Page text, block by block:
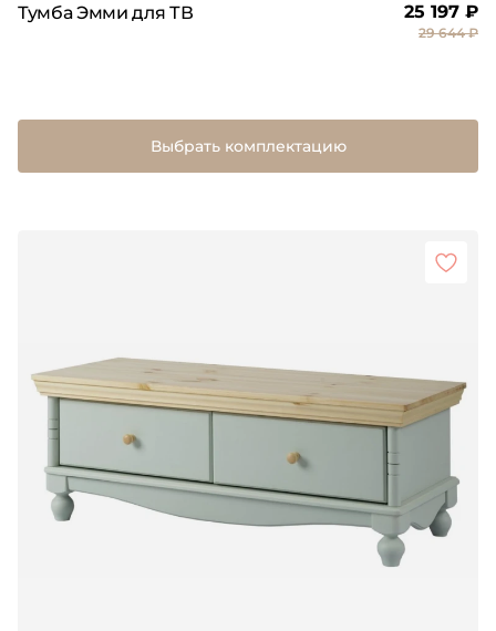
Тумба Эмми для ТВ 25 197 ₽
29 644 ₽
Выбрать комплектацию